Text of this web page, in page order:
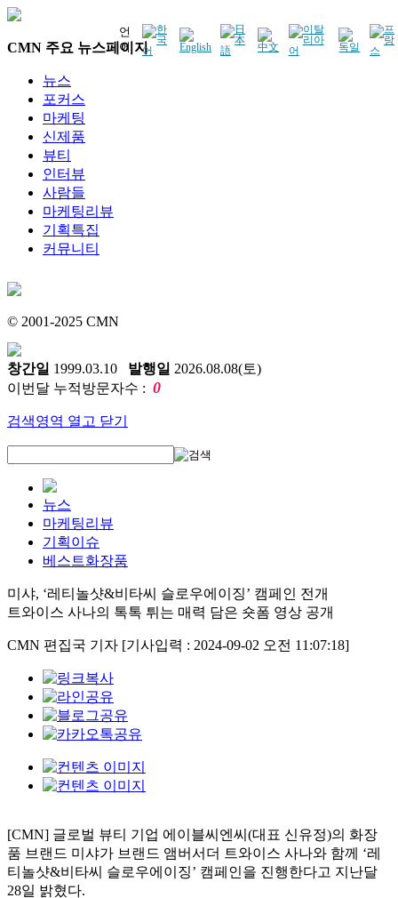
언
어
CMN 주요 뉴스페이지
뉴스
포커스
마케팅
신제품
뷰티
인터뷰
사람들
마케팅리뷰
기획특집
커뮤니티
© 2001-2025 CMN
창간일 1999.03.10 발행일 2026.08.08(토)
이번달 누적방문자수 : 0
검색영역 열고 닫기
뉴스
마케팅리뷰
기획이슈
베스트화장품
미샤, ‘레티놀샷&비타씨 슬로우에이징’ 캠페인 전개
트와이스 사나의 톡톡 튀는 매력 담은 숏폼 영상 공개
CMN 편집국 기자 [기사입력 : 2024-09-02 오전 11:07:18]
[CMN] 글로벌 뷰티 기업 에이블씨엔씨(대표 신유정)의 화장
품 브랜드 미샤가 브랜드 앰버서더 트와이스 사나와 함께 ‘레
티놀샷&비타씨 슬로우에이징’ 캠페인을 진행한다고 지난달
28일 밝혔다.